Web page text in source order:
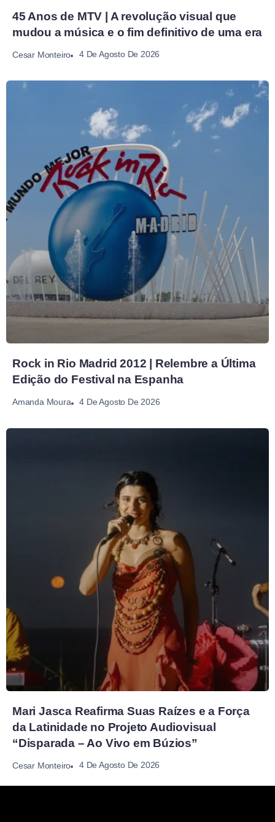
45 Anos de MTV | A revolução visual que
mudou a música e o fim definitivo de uma era
Cesar Monteiro 4 De Agosto De 2026
Rock in Rio Madrid 2012 | Relembre a Última
Edição do Festival na Espanha
Amanda Moura 4 De Agosto De 2026
Mari Jasca Reafirma Suas Raízes e a Força
da Latinidade no Projeto Audiovisual
“Disparada – Ao Vivo em Búzios”
Cesar Monteiro 4 De Agosto De 2026